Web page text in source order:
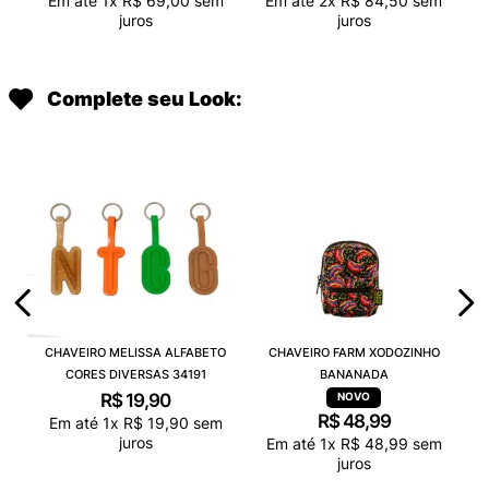
juros
juros
Complete seu Look:
CHAVEIRO MELISSA ALFABETO
CORES DIVERSAS 34191
R$ 19,90
Em até 1x R$ 19,90 sem
juros
CHAVEIRO FARM XODOZINHO
BANANADA
R$48,99
Em até 1x R$ 48,99 sem
juros